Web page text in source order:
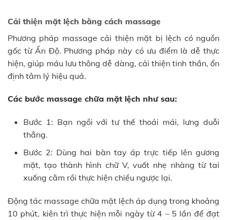
Cải thiện mặt lệch bằng cách massage
Phương pháp massage cải thiện mặt bị lệch có nguồn
gốc từ Ấn Độ. Phương pháp này có ưu điểm là dễ thực
hiện, giúp máu lưu thông dễ dàng, cải thiện tinh thần, ổn
định tâm lý hiệu quả.
Các bước massage chữa mặt lệch như sau:
Bước 1: Bạn ngồi với tư thế thoải mái, lưng duỗi
thẳng.
Bước 2: Dùng hai bàn tay áp trực tiếp lên gương
mặt, tạo thành hình chữ V, vuốt nhẹ nhàng từ tai
xuống cằm rồi thực hiện chiều ngược lại.
Động tác massage chữa mặt lệch áp dụng trong khoảng
10 phút, kiên trì thực hiện mỗi ngày từ 4 – 5 lần để đạt